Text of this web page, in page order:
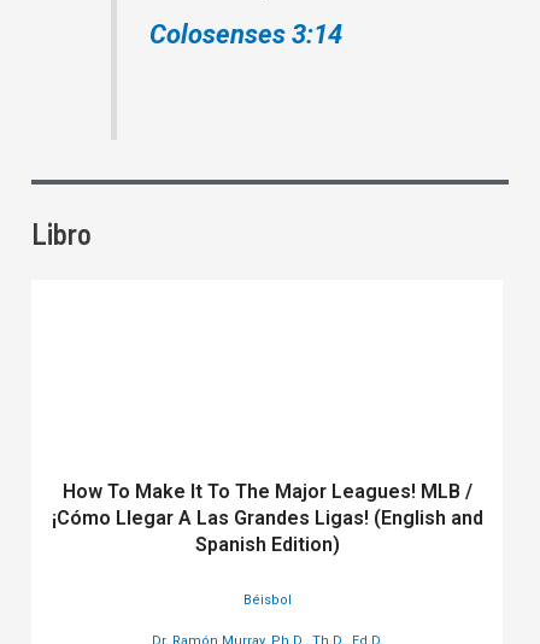
Colosenses 3:14
Libro
How To Make It To The Major Leagues! MLB /
¡Cómo Llegar A Las Grandes Ligas! (English and
Spanish Edition)
Béisbol
Dr. Ramón Murray, Ph.D., Th.D., Ed.D.